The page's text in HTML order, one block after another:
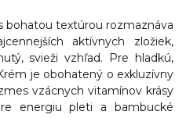
bohatou textúrou rozmaznáva
aktívnych zložiek,
svieži vzhľad. Pre hladkú,
je obohatený o exkluzívny
vzácnych vitamínov krásy
energiu pleti a bambucké